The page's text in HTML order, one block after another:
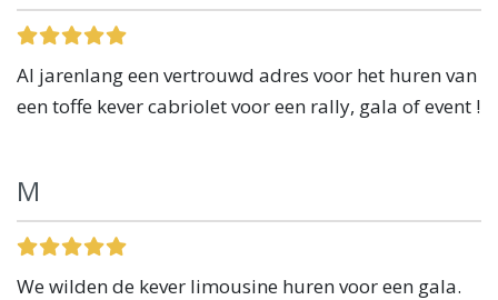
Al jarenlang een vertrouwd adres voor het huren van
een toffe kever cabriolet voor een rally, gala of event !
M
We wilden de kever limousine huren voor een gala.